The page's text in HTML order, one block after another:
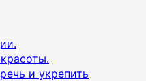
и укрепить